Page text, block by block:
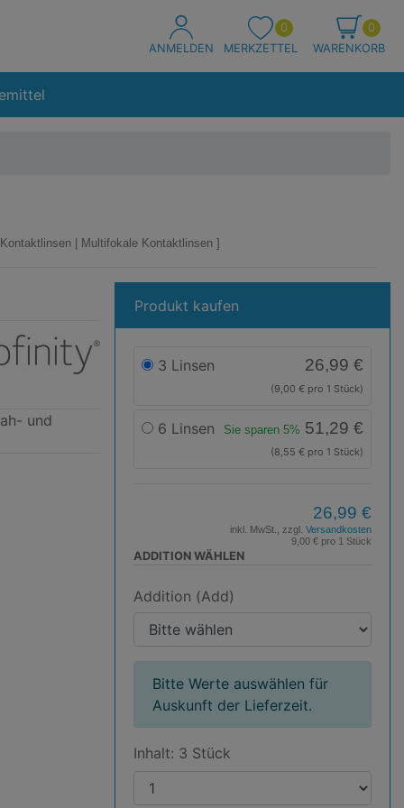
ANMELDEN
0
MERKZETTEL
0
WARENKORB
Multifokale Kontaktlinsen
und
Produkt kaufen
3 Linsen 26,99 €
(9,00 € pro 1 Stück)
6 Linsen Sie sparen 5% 51,29 €
(8,55 € pro 1 Stück)
26,99 €
inkl. MwSt., zzgl. Versandkosten
9,00 € pro 1 Stück
ADDITION WÄHLEN
Addition (Add)
Bitte Werte auswählen für
Auskunft der Lieferzeit.
Inhalt: 3 Stück
r